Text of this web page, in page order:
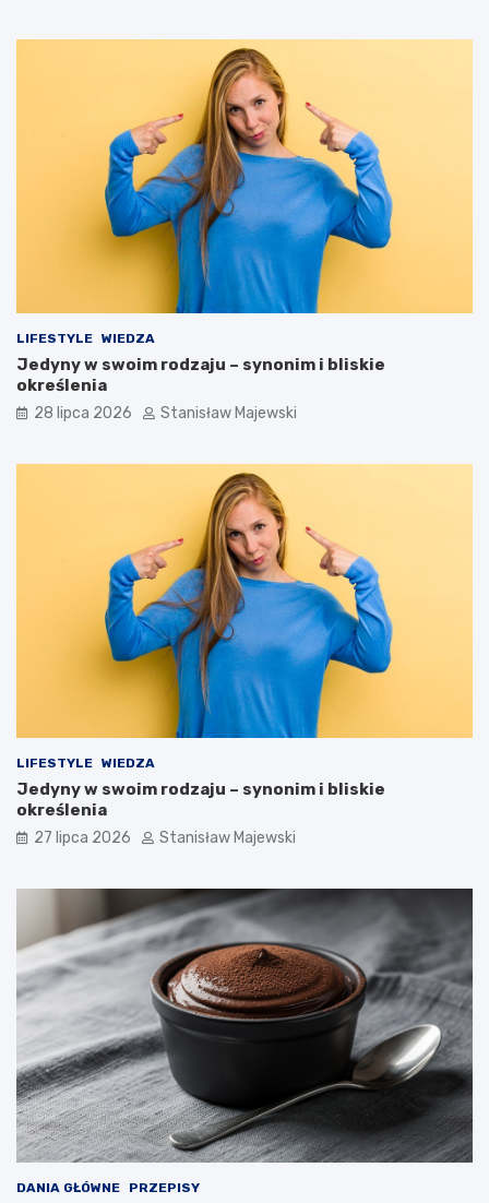
LIFESTYLE WIEDZA
Jedyny w swoim rodzaju – synonim i bliskie
określenia
28 lipca 2026 Stanisław Majewski
LIFESTYLE WIEDZA
Jedyny w swoim rodzaju – synonim i bliskie
określenia
27 lipca 2026 Stanisław Majewski
DANIA GŁÓWNE PRZEPISY